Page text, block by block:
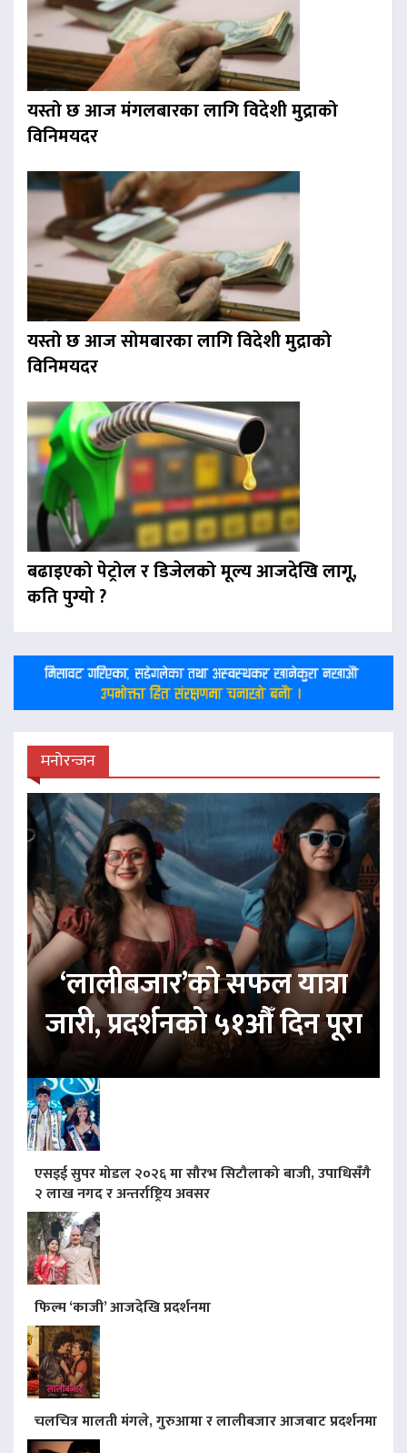
यस्तो छ आज मंगलबारका लागि विदेशी मुद्राको
विनिमयदर
यस्तो छ आज सोमबारका लागि विदेशी मुद्राको
विनिमयदर
बढाइएको पेट्रोल र डिजेलको मूल्य आजदेखि लागू,
कति पुग्यो ?
मनोरन्जन
‘लालीबजार’को सफल यात्रा
जारी, प्रदर्शनको ५१औँ दिन पूरा
एसइई सुपर मोडल २०२६ मा सौरभ सिटौलाको बाजी, उपाधिसँगै
२ लाख नगद र अन्तर्राष्ट्रिय अवसर
फिल्म ‘काजी’ आजदेखि प्रदर्शनमा
चलचित्र मालती मंगले, गुरुआमा र लालीबजार आजबाट प्रदर्शनमा